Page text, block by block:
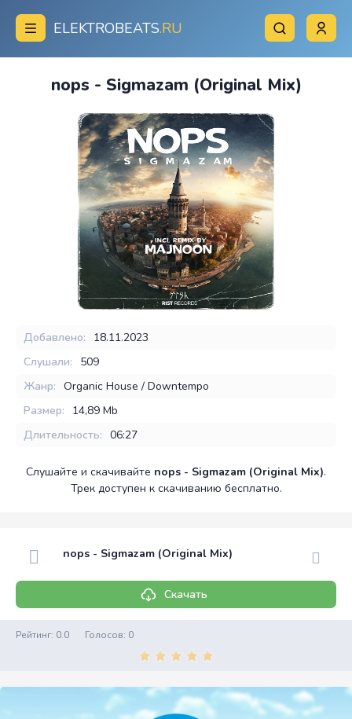
ELEKTROBEATS.RU
nops - Sigmazam (Original Mix)
Добавлено:
18.11.2023
Слушали:
509
Жанр: Organic House / Downtempo
Размер:
14,89 Mb
Длительность: 06:27
Слушайте и скачивайте nops - Sigmazam (Original Mix).
Трек доступен к скачиванию бесплатно.
nops - Sigmazam (Original Mix)
Скачать
Рейтинг: 0.0 Голосов: 0